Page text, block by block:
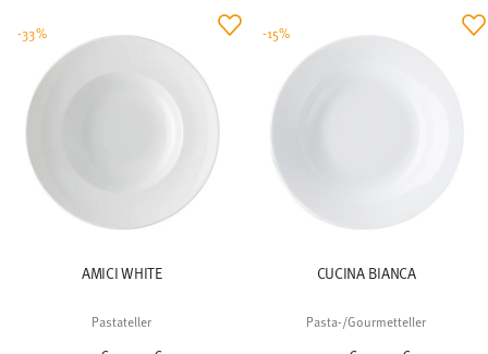
AMICI WHITE
Pastateller
Price reduced from
-33%
CUCINA BIANCA
Pasta-/Gourmetteller
Price reduced from
to
-15%